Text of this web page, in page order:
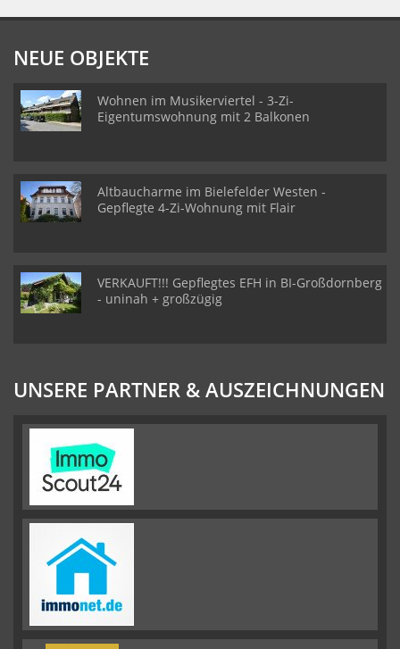
NEUE OBJEKTE
Wohnen im Musikerviertel - 3-Zi-
Eigentumswohnung mit 2 Balkonen
Altbaucharme im Bielefelder Westen -
Gepflegte 4-Zi-Wohnung mit Flair
VERKAUFT!!! Gepflegtes EFH in BI-Großdornberg
- uninah + großzügig
UNSERE PARTNER & AUSZEICHNUNGEN